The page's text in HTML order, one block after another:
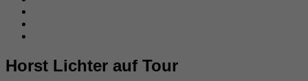
Horst Lichter auf Tour